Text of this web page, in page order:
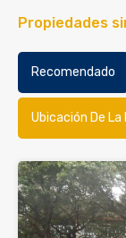
Propiedades
Recomendado
Ubicación De La